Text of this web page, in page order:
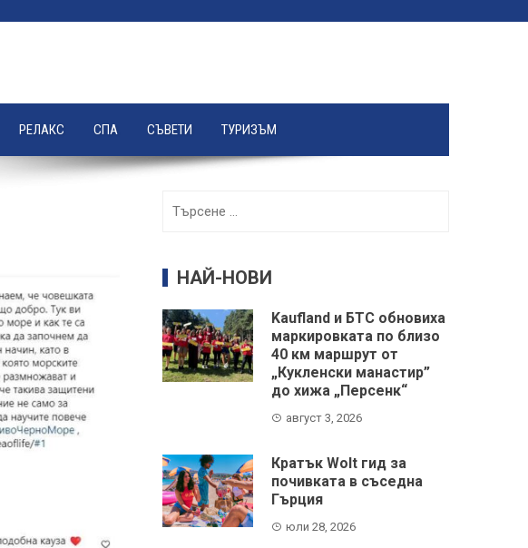
РЕЛАКС СПА СЪВЕТИ ТУРИЗЪМ
НАЙ-НОВИ
Kaufland и БТС обновиха
маркировката по близо
40 км маршрут от
„Кукленски манастир”
до хижа „Персенк“
август 3, 2026
Кратък Wolt гид за
почивката в съседна
Гърция
юли 28, 2026